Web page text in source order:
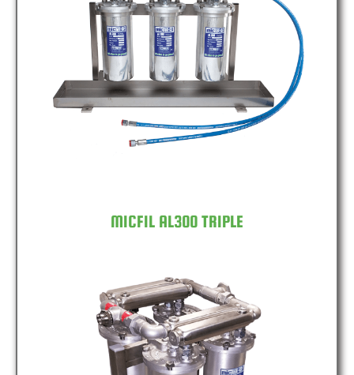
MICFIL AL300 TRIPLE
MICFIL AL300 TRIPLE